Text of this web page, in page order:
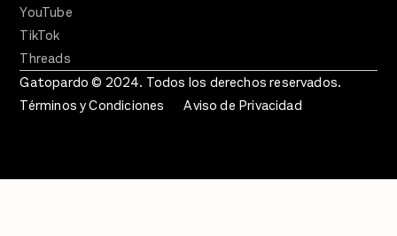
YouTube
TikTok
Threads
Gatopardo © 2024. Todos los derechos reservados.
Términos y Condiciones
Aviso de Privacidad